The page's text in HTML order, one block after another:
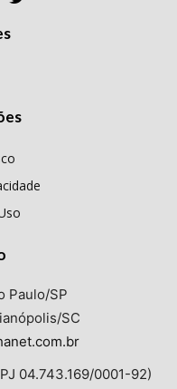
Paulo/SP
SC
04.743.169/0001-92)